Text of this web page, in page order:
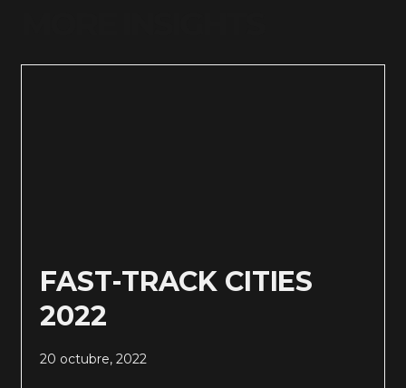
FAST-TRACK CITIES
2022
20 octubre, 2022